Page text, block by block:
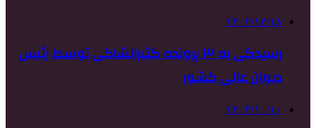
۱۴۰۲/۱۲/۱۸
رسیدگی به ۳ پرونده‌ کثیرالشاکی توسط رئیس
دیوان عالی کشور
۱۴۰۳/۱۰/۱۰